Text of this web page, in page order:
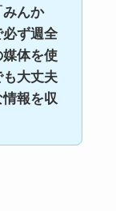
みんか
ず週全
体を使
大丈夫
報を収